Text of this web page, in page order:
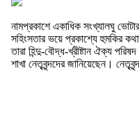
নামপ্রকাশে একাধিক সংখ্যালঘু
সহিংসতার ভয়ে প্রকাশ্যে হুমকির
তারা হিন্দু-বৌদ্ধ-খ্রীষ্টান ঐক্য
শাখা নেতৃবৃন্দদের জানিয়েছেন।